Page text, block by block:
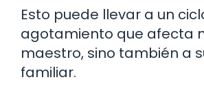
Esto puede llevar a un
agotamiento que afecta
maestro, sino también a
familiar.